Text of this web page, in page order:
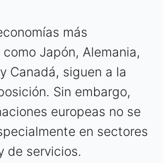
más
Japón, Alemania,
Canadá, siguen a la
Sin embargo,
europeas no se
en sectores
de servicios.